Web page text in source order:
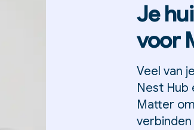
Je
voor
Veel van
Nest Hub
Matter